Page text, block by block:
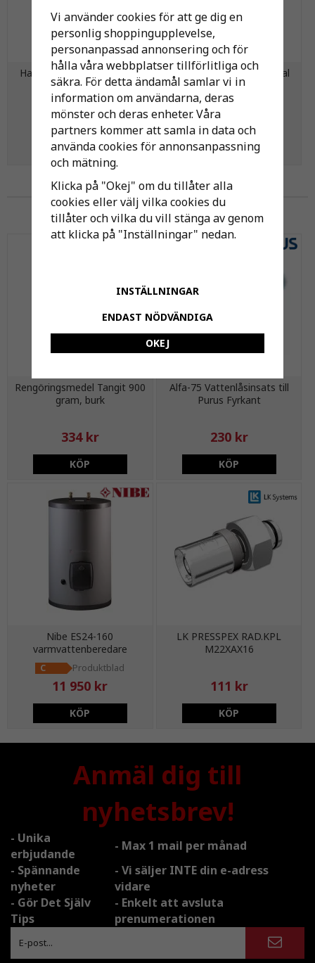
Hansgrohe Logis Universal
WC-borste
662 kr
KÖP
Hansgrohe Logis Universal
Handduksstång
758 kr
KÖP
Andra har även köpt
Rengöringsmedel Tangit 900
gram, burk
334 kr
KÖP
Alfa-75 Vattenlåsinsats till
Purus Fyrkant
230 kr
KÖP
Nibe ES24-160
varmvattenberedare
C Produktblad
11 950 kr
KÖP
LK PRESSPEX RAD.KPL
M22XAX16
111 kr
KÖP
Anmäl dig till
nyhetsbrev!
- Unika
erbjudande
- Max 1 mail per månad
- Spännande
nyheter
- Vi säljer INTE din e-adress
vidare
- Gör Det Själv
Tips
- Enkelt att avsluta
prenumerationen
Vi använder cookies för att ge dig en
personlig shoppingupplevelse,
personanpassad annonsering och för
hålla våra webbplatser tillförlitliga och
säkra. För detta ändamål samlar vi in
information om användarna, deras
mönster och deras enheter. Våra
partners kommer att samla in data och
använda cookies för annonsanpassning
och mätning.
Klicka på "Okej" om du tillåter alla
cookies eller välj vilka cookies du
tillåter och vilka du vill stänga av genom
att klicka på "Inställningar" nedan.
INSTÄLLNINGAR
ENDAST NÖDVÄNDIGA
OKEJ